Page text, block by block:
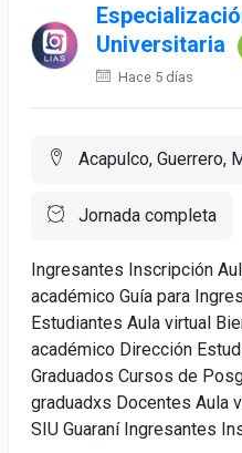
Universitaria
Hace 5 días
Acapulco, Guerrero,
Jornada completa
Ingresantes Inscripción
académico Guía para
Estudiantes Aula virtual
académico Dirección
Graduados Cursos de
graduadxs Docentes Aula
SIU Guaraní Ingresantes